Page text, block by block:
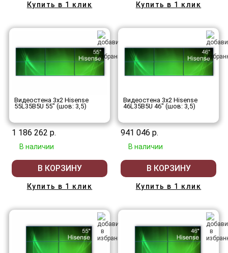
Купить в 1 клик Купить в 1 клик
Видеостена 3x2 Hisense
55L35B5U 55" (шов: 3,5)
1 186 262 р.
В наличии
В КОРЗИНУ
Купить в 1 клик
Видеостена 3x2 Hisense
46L35B5U 46" (шов: 3,5)
941 046 р.
В наличии
В КОРЗИНУ
Купить в 1 клик